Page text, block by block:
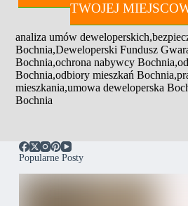
TWOJEJ
analiza umów deweloperskich,
Bochnia,Deweloperski Fundusz
Bochnia,ochrona nabywcy Bochnia,
Bochnia,odbiory mieszkań Bochnia,
mieszkania,umowa deweloperska
Bochnia
Popularne Posty